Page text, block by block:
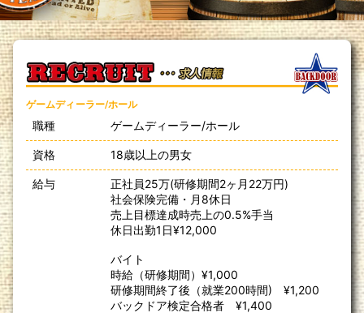
ゲームディーラー/ホール
職種 ゲームディーラー/ホール
資格 18歳以上の男女
給与
正社員25万(研修期間2ヶ月22万円)
社会保険完備・月8休日
売上目標達成時売上の0.5%手当
休日出勤1日¥12,000
バイト
時給（研修期間）¥1,000
研修期間終了後（就業200時間) ¥1,200
バックドア検定合格者 ¥1,400